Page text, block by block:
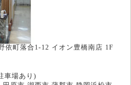
依町落合1-12 イオン豊橋南店 1F
車場あり)